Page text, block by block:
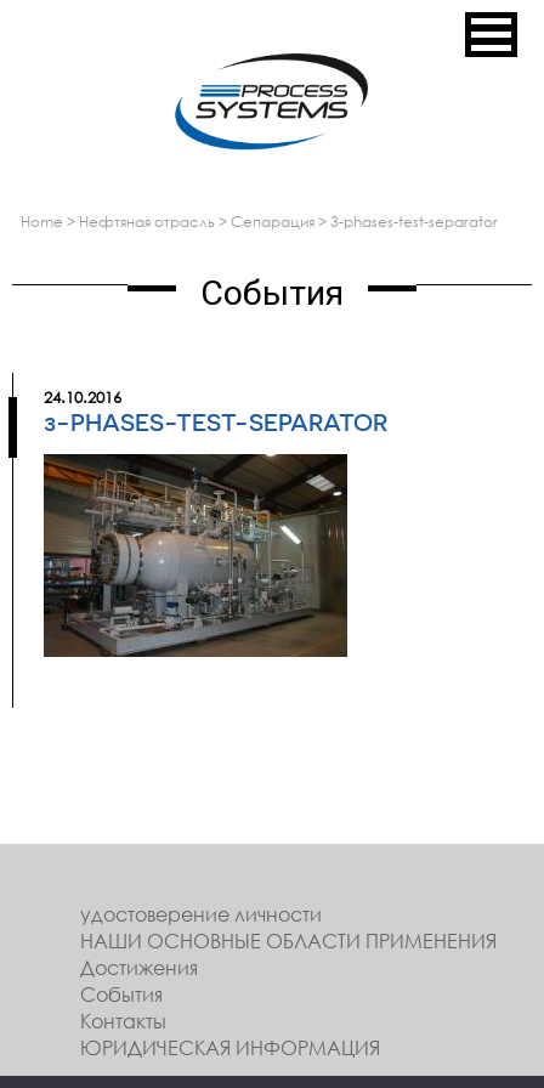
home > нефтяная отрасль > сепарация> 3-phases-test-separator
События
24.10.2016
3-PHASES-TEST-SEPARATOR
удостоверение личности
НАШИ ОСНОВНЫЕ ОБЛАСТИ ПРИМЕНЕНИЯ
Достижения
События
Контакты
ЮРИДИЧЕСКАЯ ИНФОРМАЦИЯ